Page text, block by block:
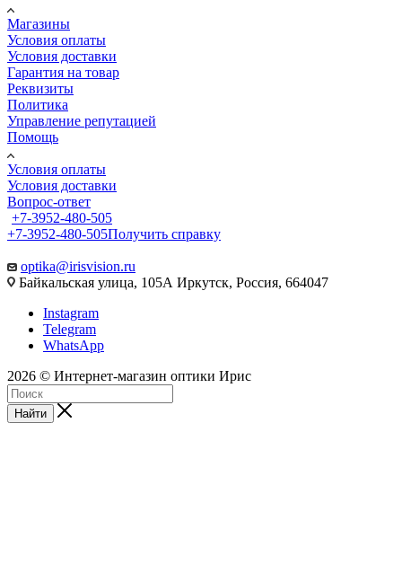
Магазины
Условия оплаты
Условия доставки
Гарантия на товар
Реквизиты
Политика
Управление репутацией
Помощь
Условия оплаты
Условия доставки
Вопрос-ответ
+7-3952-480-505
+7-3952-480-505Получить справку
optika@irisvision.ru
Байкальская улица, 105А Иркутск, Россия, 664047
Instagram
Telegram
WhatsApp
2026 © Интернет-магазин оптики Ирис
Найти